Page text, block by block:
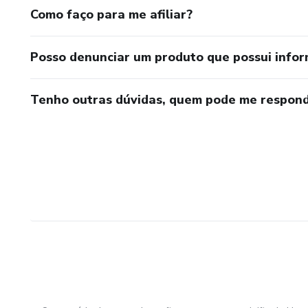
Como faço para me afiliar?
Posso denunciar um produto que possui
Tenho outras dúvidas, quem pode me